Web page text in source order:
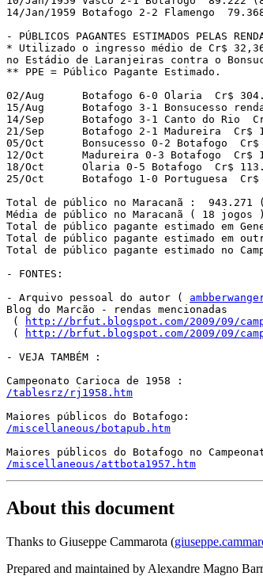
14/Jan/1959 Botafogo 2-2 Flamengo
- PÚBLICOS PAGANTES ESTIMADOS PELAS
* Utilizado o ingresso médio de Cr$
no Estádio de Laranjeiras contra o
** PPE = Público Pagante Estimado.
02/Aug      Botafogo 6-0 Olaria  Cr$
15/Aug      Botafogo 3-1 Bonsucesso
14/Sep      Botafogo 3-1 Canto do Rio
21/Sep      Botafogo 2-1 Madureira  Cr$
05/Oct      Bonsucesso 0-2 Botafogo
12/Oct      Madureira 0-3 Botafogo  Cr$
18/Oct      Olaria 0-5 Botafogo  Cr$
25/Oct      Botafogo 1-0 Portuguesa  Cr$
Total de público no Maracanã :  943.271
Média de público no Maracanã ( 18
Total de público pagante estimado em
Total de público pagante estimado em
Total de público pagante estimado no
- FONTES:
- Arquivo pessoal do autor (
Blog do Marcão - rendas mencionadas
(
http://brfut.blogspot.com/2009/09/
(
http://brfut.blogspot.com/2009/09/
- VEJA TAMBÉM :
/tablesrz/rj1958.htm
/miscellaneous/botapub.htm
/miscellaneous/attbota1957.htm
About this document
Thanks to Giuseppe Cammarota (
Prepared and maintained by Alexandre Magno